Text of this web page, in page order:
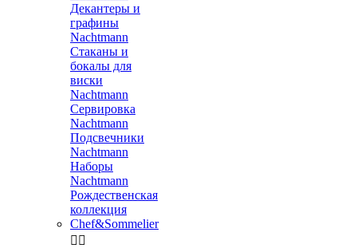
Декантеры и
графины
Nachtmann
Стаканы и
бокалы для
виски
Nachtmann
Сервировка
Nachtmann
Подсвечники
Nachtmann
Наборы
Nachtmann
Рождественская
коллекция
Chef&Sommelier
 